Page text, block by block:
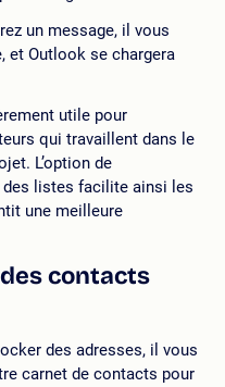
un message, il vous
et Outlook se chargera
utile pour
qui travaillent dans le
L’option de
listes facilite ainsi les
une meilleure
contacts
des adresses, il vous
carnet de contacts pour